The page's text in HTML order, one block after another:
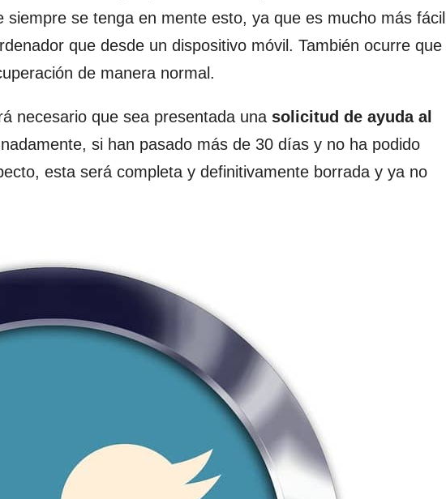
siempre se tenga en mente esto, ya que es mucho más fácil
que desde un dispositivo móvil. También ocurre que
de manera normal.
necesario que sea presentada una solicitud de ayuda al
si han pasado más de 30 días y no ha podido
esta será completa y definitivamente borrada y ya no